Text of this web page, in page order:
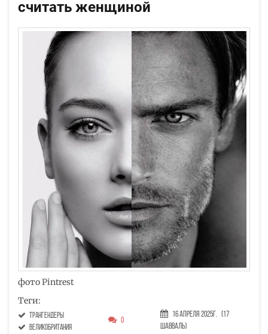
считать женщиной
фото Pintrest
Теги:
трангендеры
великобритания
0
16 Апреля 2025г. (17
Шавваль)